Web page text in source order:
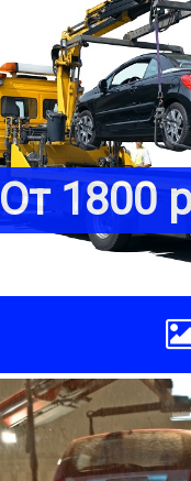
От 1800